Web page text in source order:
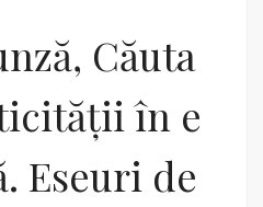
Căuta
în e
Eseuri de